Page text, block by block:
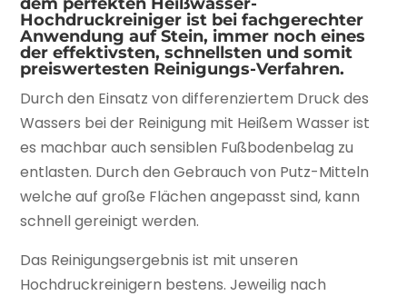
Hochdruckreiniger ist bei fachgerechter
Anwendung auf Stein, immer noch eines
der effektivsten, schnellsten und somit
preiswertesten Reinigungs-Verfahren.
Durch den Einsatz von differenziertem Druck des
Wassers bei der Reinigung mit Heißem Wasser ist
es machbar auch sensiblen Fußbodenbelag zu
entlasten. Durch den Gebrauch von Putz-Mitteln
welche auf große Flächen angepasst sind, kann
schnell gereinigt werden.
Das Reinigungsergebnis ist mit unseren
Hochdruckreinigern bestens. Jeweilig nach